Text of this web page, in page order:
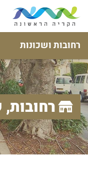
רחובות ושכונות